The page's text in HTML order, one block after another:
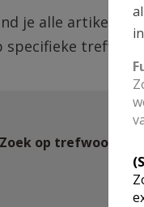
je alle artikels
Zoek op trefwoord